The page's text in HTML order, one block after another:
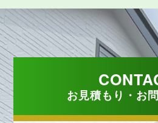
お見積もり・お